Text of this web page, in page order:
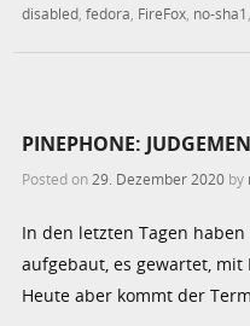
disabled,fedora, FireFox, no-sha1,
PINEPHONE:
Posted on 29. Dezember 2020 by
In den letzten Tagen
aufgebaut, es gewartet,
Heute aber kommt der